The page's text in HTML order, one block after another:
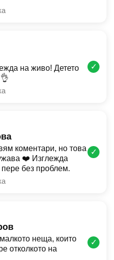
на живо! Детето
✓
коментари, но това
❤️ Изглежда
без проблем.
✓
неща, които
отколкото на
✓